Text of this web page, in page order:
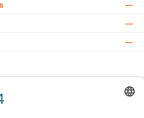
zzgl.
und ggf.
wenn nicht anders angegeben.
- Alle Rechte vorbehalten. Theme by